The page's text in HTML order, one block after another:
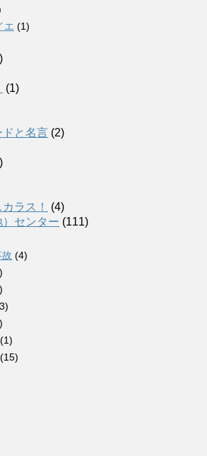
エ (1)
(1)
ドと名言 (2)
ラス！
(4)
センター (111)
故 (4)
(1)
(15)